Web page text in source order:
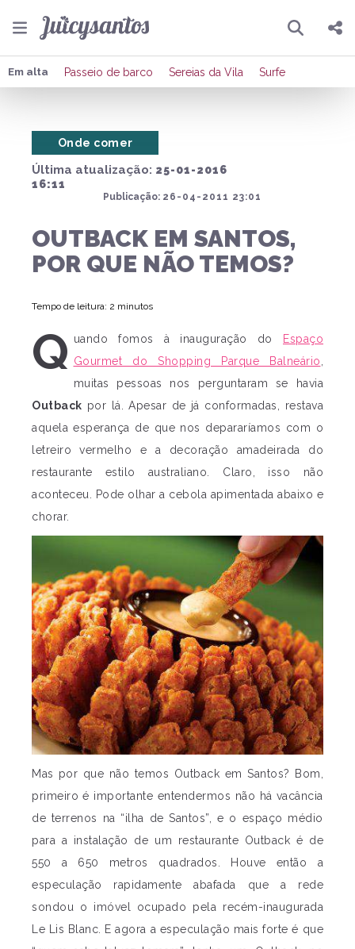
Pesquisar
Compartilhar
Em alta Passeio de barco Sereias da Vila Surfe
Última atualização: 25-01-2016
16:11
Publicação: 26-04-2011 23:01
Onde comer
OUTBACK EM SANTOS,
POR QUE NÃO TEMOS?
Tempo de leitura: 2 minutos
Q uando fomos à inauguração do
Espaço
Gourmet do Shopping Parque Balneário
muitas pessoas nos perguntaram se havia
Outback por lá. Apesar de já conformadas, restava
aquela esperança de que nos depararíamos com o
letreiro vermelho e a decoração amadeirada do
restaurante estilo australiano. Claro, isso não
aconteceu. Pode olhar a cebola apimentada abaixo e
chorar.
Mas por que não temos Outback em Santos? Bom,
primeiro é importante entendermos não há vacância
de terrenos na “ilha de Santos”, e o espaço médio
para a instalação de um restaurante Outback é de
550 a 650 metros quadrados. Houve então a
especulação rapidamente abafada que a rede
sondou o imóvel ocupado pela recém-inaugurada
Le Lis Blanc. E agora a especulação mais forte é que